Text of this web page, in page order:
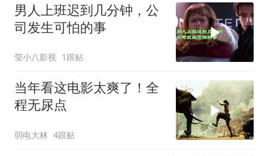
男人上班迟到几分钟，公
司发生可怕的事
莹小八影视 1跟贴
当年看这电影太爽了！全
程无尿点
弱电大林 4跟贴